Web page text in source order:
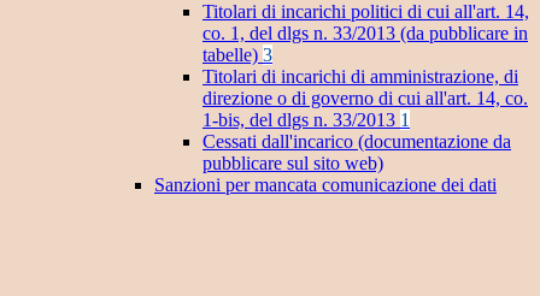
Titolari di incarichi politici di cui all'art. 14,
co. 1, del dlgs n. 33/2013 (da pubblicare in
tabelle) 3
Titolari di incarichi di amministrazione, di
direzione o di governo di cui all'art. 14, co.
1-bis, del dlgs n. 33/2013 1
Cessati dall'incarico (documentazione da
pubblicare sul sito web)
Sanzioni per mancata comunicazione dei dati